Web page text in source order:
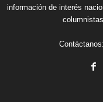
información de interés
Contáctanos: